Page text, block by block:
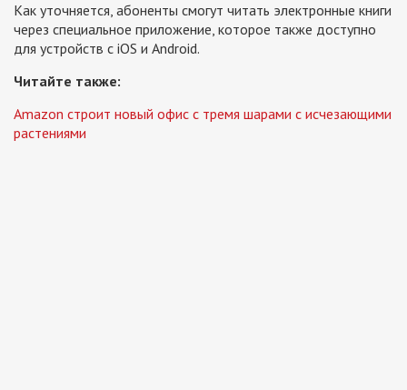
Как уточняется, абоненты смогут читать электронные книги
через специальное приложение, которое также доступно
для устройств с iOS и Android.
Читайте также:
Amazon строит новый офис с тремя шарами с исчезающими
растениями